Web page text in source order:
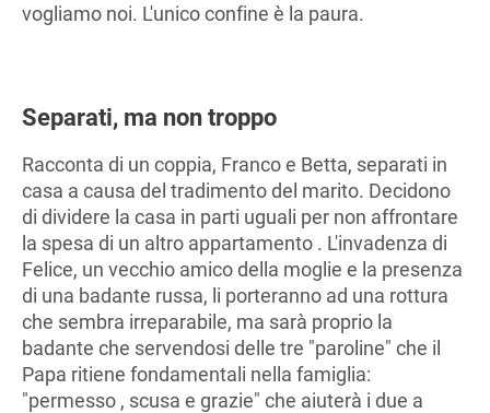
vogliamo noi. L'unico confine è la paura.
Separati, ma non troppo
Racconta di un coppia, Franco e Betta, separati in
casa a causa del tradimento del marito. Decidono
di dividere la casa in parti uguali per non affrontare
la spesa di un altro appartamento . L'invadenza di
Felice, un vecchio amico della moglie e la presenza
di una badante russa, li porteranno ad una rottura
che sembra irreparabile, ma sarà proprio la
badante che servendosi delle tre "paroline" che il
Papa ritiene fondamentali nella famiglia:
"permesso , scusa e grazie" che aiuterà i due a